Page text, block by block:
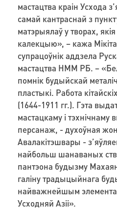
мастацтва краін Усхода
самай кантраснай з
матэрыялаў у творах,
калекцыю», – кажа
супрацоўнік аддзела
мастацтва НММ РБ. –
помнік будыйскай
пластыкі. Работа
(1644-1911 гг.). Гэта
мастацкаму і
персанаж, - духоўная
Авалакітэшвары -
найбольш шанаваных
пантэона будызму
галіну традыцыйнага
найважнейшым
Усходняй Азіі».